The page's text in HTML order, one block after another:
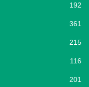
192
361
215
116
201